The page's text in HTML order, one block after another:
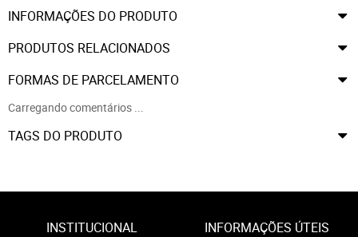
INFORMAÇÕES DO PRODUTO
PRODUTOS RELACIONADOS
FORMAS DE PARCELAMENTO
Carregando comentários ...
TAGS DO PRODUTO
INSTITUCIONAL INFORMAÇÕES ÚTEIS